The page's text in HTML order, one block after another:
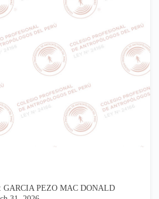
GARCIA PEZO MAC DONALD